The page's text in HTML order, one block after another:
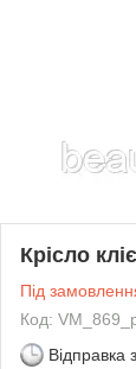
Крісло
Під
Код:
Відправка з